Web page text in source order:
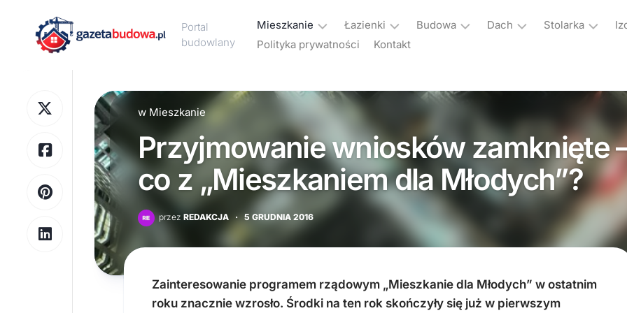
content
Portal
budowlany
Mieszkanie
Meble
Ogrzewanie
Wykończenia
Wyposażenia
wnętrz
Łazienki
Ogrzewanie
Sprzęt
agd
i
Budowa
keramzytu
Materiały
wykończeniowe
Dach
Kolektory
słoneczne
Okna
dachowe
Pokrycia
Rynny
Stolarka
Rolety
okienne
Parapety
Drzwi
Bramy
Ogrody
Polityka prywatności Kontakt
w Mieszkanie
Przyjmowanie wniosków zamknięte
co z „Mieszkaniem dla Młodych”?
przez REDAKCJA · 5 GRUDNIA 2016
Zainteresowanie programem rządowym „Mieszkanie dla Młodych” w ostatnim
roku znacznie wzrosło. Środki na ten rok skończyły się już w pierwszym